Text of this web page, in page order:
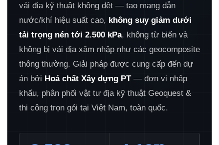
vải địa kỹ thuật không dệt — tạo mạng dẫn
nước/khí hiệu suất cao, không suy giảm dưới
tải trọng nén tới 2.500 kPa, không từ biến và
không bị vải địa xâm nhập như các geocomposite
thông thường. Giải pháp được cung cấp đến dự
án bởi Hoá chất Xây dựng PT— đơn vị nhập
khẩu, phân phối vật tư địa kỹ thuật Geoquest &
thi công trọn gói tại Việt Nam, toàn quốc.